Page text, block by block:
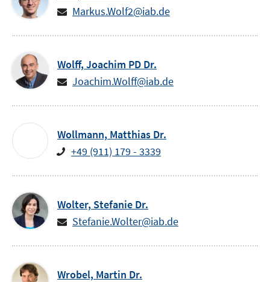
Markus.Wolf2@iab.de
Wolff, Joachim PD Dr.
Joachim.Wolff@iab.de
Wollmann, Matthias Dr.
+49 (911) 179 - 3339
Wolter, Stefanie Dr.
Stefanie.Wolter@iab.de
Wrobel, Martin Dr.